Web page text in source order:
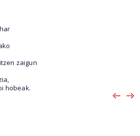
zaigun
hobeak.